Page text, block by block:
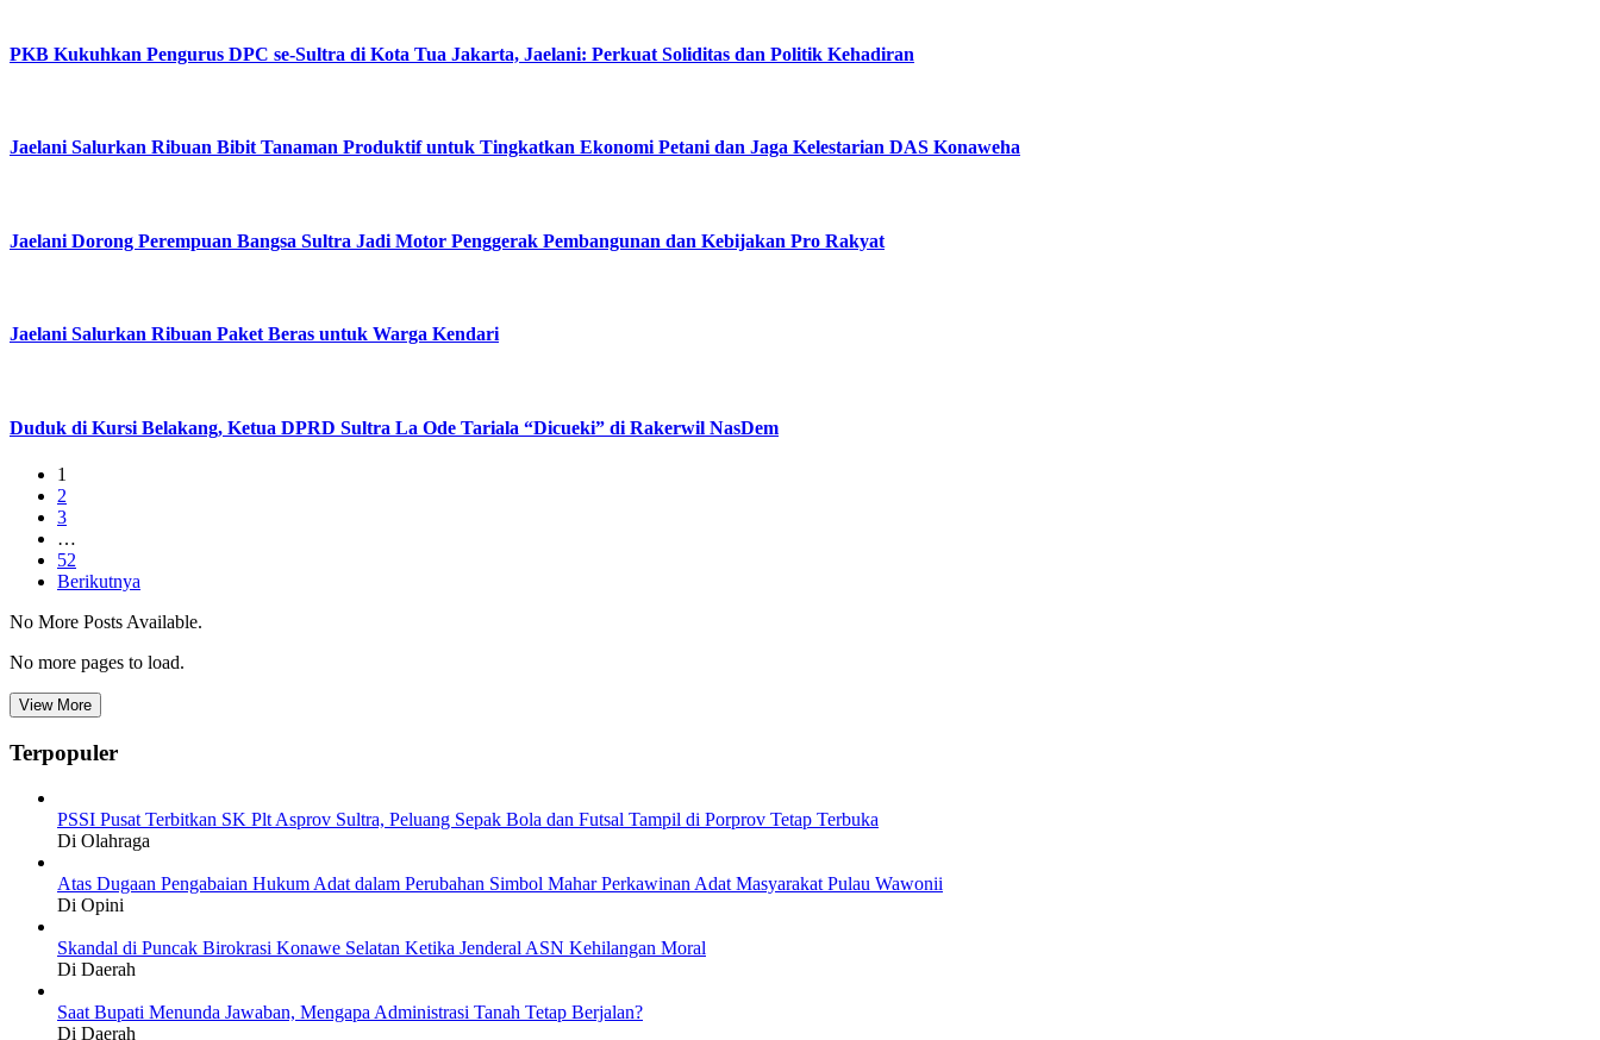
PKB Kukuhkan Pengurus DPC se-Sultra di Kota Tua Jakarta, Jaelani: Perkuat Soliditas dan Politik Kehadiran
Jaelani Salurkan Ribuan Bibit Tanaman Produktif untuk Tingkatkan Ekonomi Petani dan Jaga Kelestarian DAS Konaweha
Jaelani Dorong Perempuan Bangsa Sultra Jadi Motor Penggerak Pembangunan dan Kebijakan Pro Rakyat
Jaelani Salurkan Ribuan Paket Beras untuk Warga Kendari
Duduk di Kursi Belakang, Ketua DPRD Sultra La Ode Tariala “Dicueki” di Rakerwil NasDem
1
2
3
…
52
Berikutnya
No More Posts Available.
No more pages to load.
View More
Terpopuler
PSSI Pusat Terbitkan SK Plt Asprov Sultra, Peluang Sepak Bola dan Futsal Tampil di Porprov Tetap Terbuka
Di Olahraga
Atas Dugaan Pengabaian Hukum Adat dalam Perubahan Simbol Mahar Perkawinan Adat Masyarakat Pulau Wawonii
Di Opini
Skandal di Puncak Birokrasi Konawe Selatan Ketika Jenderal ASN Kehilangan Moral
Di Daerah
Saat Bupati Menunda Jawaban, Mengapa Administrasi Tanah Tetap Berjalan?
Di Daerah